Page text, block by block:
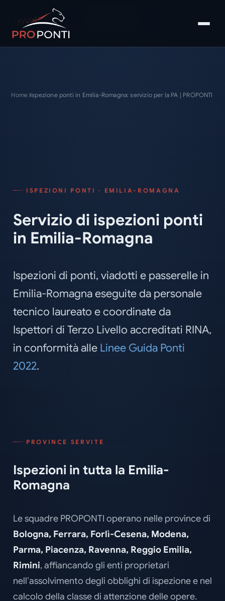
Home Ispezione ponti in Emilia-Romagna: servizio per la PA | PROPONTI
ISPEZIONI PONTI · EMILIA-ROMAGNA
Servizio di ispezioni ponti
in Emilia-Romagna
Ispezioni di ponti, viadotti e passerelle in
Emilia-Romagna eseguite da personale
tecnico laureato e coordinate da
Ispettori di Terzo Livello accreditati RINA,
in conformità alle Linee Guida Ponti
2022.
PROVINCE SERVITE
Ispezioni in tutta la Emilia-
Romagna
Le squadre PROPONTI operano nelle province di
Bologna, Ferrara, Forlì-Cesena, Modena,
Parma, Piacenza, Ravenna, Reggio Emilia,
Rimini, affiancando gli enti proprietari
nell’assolvimento degli obblighi di ispezione e nel
calcolo della classe di attenzione delle opere.